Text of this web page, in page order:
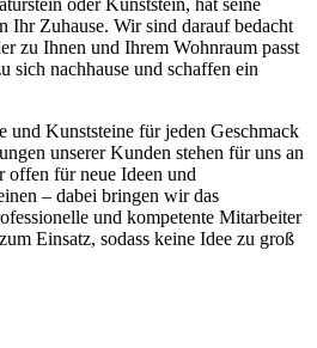
Ihr Zuhause. Wir sind darauf bedacht
zu Ihnen und Ihrem Wohnraum passt
sich nachhause und schaffen ein
und Kunststeine für jeden Geschmack
unserer Kunden stehen für uns an
offen für neue Ideen und
– dabei bringen wir das
und kompetente Mitarbeiter
Einsatz, sodass keine Idee zu groß